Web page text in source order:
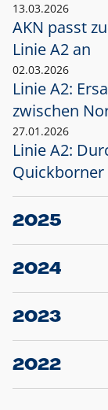
13.03.2026
AKN passt
Linie A2 an
02.03.2026
Linie A2:
zwischen
27.01.2026
Linie A2:
Quickborner
2025
23.12.2025
Projekt S5:
2024
10.12.2024
Großprojekt
2023
20.12.2023
Schleswig-
2022
22.12.2022